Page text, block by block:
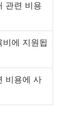
관련 비용
에 지원됩
비용에 사